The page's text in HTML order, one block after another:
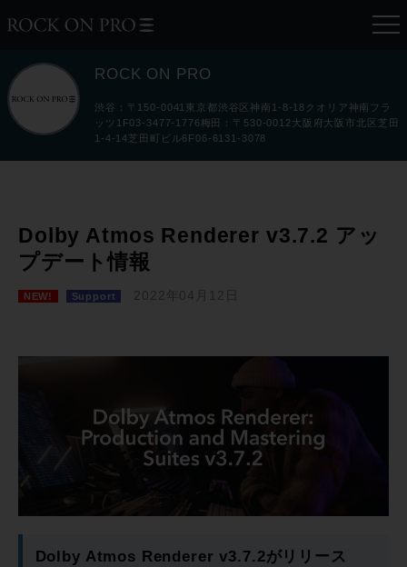
ROCK ON PRO
渋谷：〒150-0041東京都渋谷区神南1-8-18クオリア神南フラ
ッツ1F03-3477-1776梅田：〒530-0012大阪府大阪市北区芝田
1-4-14芝田町ビル6F06-6131-3078
Dolby Atmos Renderer v3.7.2 アッ
プデート情報
NEW! Support 2022年04月12日
Dolby Atmos Renderer v3.7.2がリリース